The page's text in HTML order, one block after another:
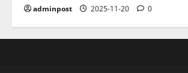
adminpost 2025-11-20 0